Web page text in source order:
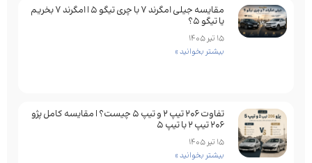
مقایسه جیلی امگرند 7 با چری تیگو 5 | امگرند 7 بخریم
یا تیگو 5؟
15 تیر 1405
بیشتر بخوانید »
تفاوت ۲۰۶ تیپ ۲ و تیپ ۵ چیست؟ | مقایسه کامل پژو
۲۰۶ تیپ ۲ با تیپ ۵
15 تیر 1405
بیشتر بخوانید »